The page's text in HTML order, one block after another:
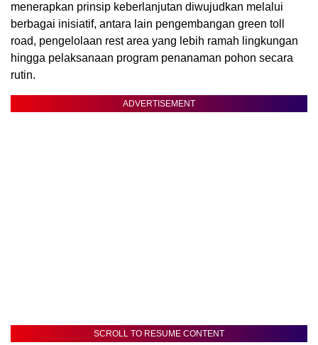
menerapkan prinsip keberlanjutan diwujudkan melalui
berbagai inisiatif, antara lain pengembangan green toll
road, pengelolaan rest area yang lebih ramah lingkungan
hingga pelaksanaan program penanaman pohon secara
rutin.
ADVERTISEMENT
SCROLL TO RESUME CONTENT